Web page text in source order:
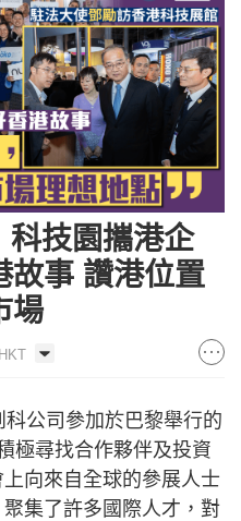
技園攜港企
故事 讚港位置
場
公司參加於巴黎舉行的
極尋找合作夥伴及投資
向來自全球的參展人士
集了許多國際人才，對